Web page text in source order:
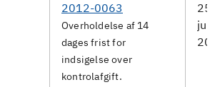
2012-0063
Overholdelse af 14
dages frist for
indsigelse over
kontrolafgift.
25.
juni